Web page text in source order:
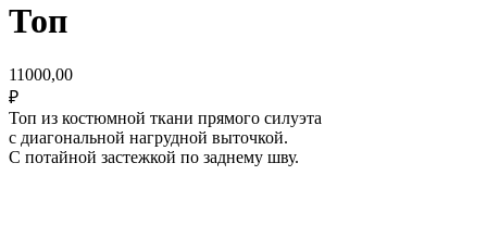
Топ
11000,00
₽
Топ из костюмной ткани прямого силуэта
с диагональной нагрудной выточкой.
С потайной застежкой по заднему шву.